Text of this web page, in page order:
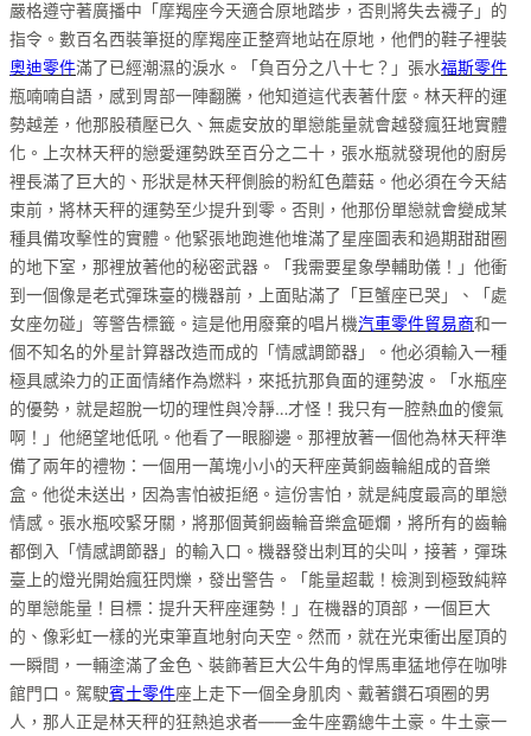
嚴格遵守著廣播中「摩羯座今天適合原地踏步，否則將失去襪子」的
指令。數百名西裝筆挺的摩羯座正整齊地站在原地，他們的鞋子裡裝
奧迪零件滿了已經潮濕的淚水。「負百分之八十七？」張水福斯零件
瓶喃喃自語，感到胃部一陣翻騰，他知道這代表著什麼。林天秤的運
勢越差，他那股積壓已久、無處安放的單戀能量就會越發瘋狂地實體
化。上次林天秤的戀愛運勢跌至百分之二十，張水瓶就發現他的廚房
裡長滿了巨大的、形狀是林天秤側臉的粉紅色蘑菇。他必須在今天結
束前，將林天秤的運勢至少提升到零。否則，他那份單戀就會變成某
種具備攻擊性的實體。他緊張地跑進他堆滿了星座圖表和過期甜甜圈
的地下室，那裡放著他的秘密武器。「我需要星象學輔助儀！」他衝
到一個像是老式彈珠臺的機器前，上面貼滿了「巨蟹座已哭」、「處
女座勿碰」等警告標籤。這是他用廢棄的唱片機汽車零件貿易商和一
個不知名的外星計算器改造而成的「情感調節器」。他必須輸入一種
極具感染力的正面情緒作為燃料，來抵抗那負面的運勢波。「水瓶座
的優勢，就是超脫一切的理性與冷靜…才怪！我只有一腔熱血的傻氣
啊！」他絕望地低吼。他看了一眼腳邊。那裡放著一個他為林天秤準
備了兩年的禮物：一個用一萬塊小小的天秤座黃銅齒輪組成的音樂
盒。他從未送出，因為害怕被拒絕。這份害怕，就是純度最高的單戀
情感。張水瓶咬緊牙關，將那個黃銅齒輪音樂盒砸爛，將所有的齒輪
都倒入「情感調節器」的輸入口。機器發出刺耳的尖叫，接著，彈珠
臺上的燈光開始瘋狂閃爍，發出警告。「能量超載！檢測到極致純粹
的單戀能量！目標：提升天秤座運勢！」在機器的頂部，一個巨大
的、像彩虹一樣的光束筆直地射向天空。然而，就在光束衝出屋頂的
一瞬間，一輛塗滿了金色、裝飾著巨大公牛角的悍馬車猛地停在咖啡
館門口。駕駛賓士零件座上走下一個全身肌肉、戴著鑽石項圈的男
人，那人正是林天秤的狂熱追求者——金牛座霸總牛土豪。牛土豪一